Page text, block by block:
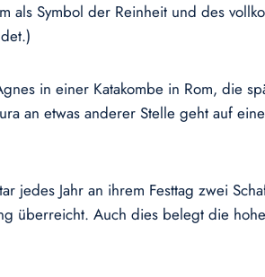
als Symbol der Reinheit und des
in einer Katakombe in Rom, die
an etwas anderer Stelle geht auf
jedes Jahr an ihrem Festtag zwei
überreicht. Auch dies belegt die